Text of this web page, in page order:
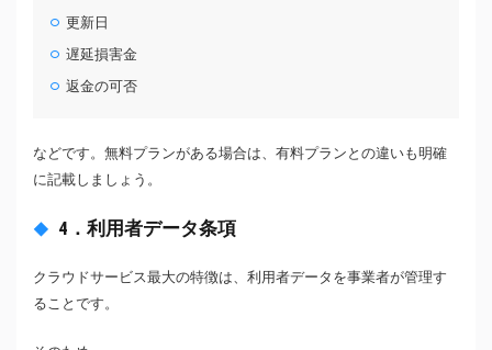
更新日
遅延損害金
返金の可否
などです。無料プランがある場合は、有料プランとの違いも明確
に記載しましょう。
4．利用者データ条項
クラウドサービス最大の特徴は、利用者データを事業者が管理す
ることです。